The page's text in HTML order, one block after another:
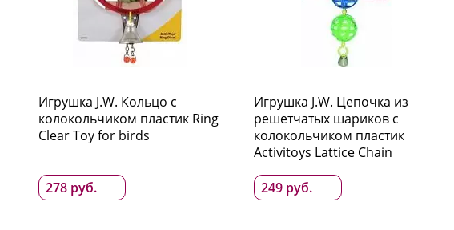
Игрушка J.W. Кольцо с
колокольчиком пластик Ring
Clear Toy for birds
278 руб.
Игрушка J.W. Цепочка из
решетчатых шариков с
колокольчиком пластик
Activitoys Lattice Chain
249 руб.